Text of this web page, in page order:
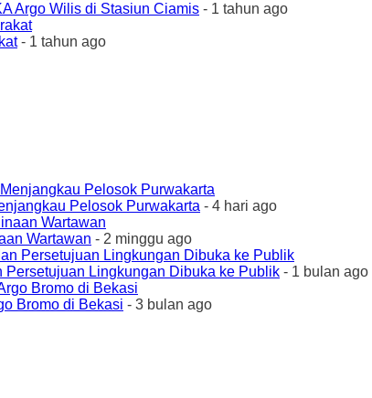
Argo Wilis di Stasiun Ciamis - 1 tahun ago
- 1 tahun ago
Pelosok Purwakarta - 4 hari ago
Wartawan - 2 minggu ago
Persetujuan Lingkungan Dibuka ke Publik - 1 bulan ago
Bromo di Bekasi - 3 bulan ago